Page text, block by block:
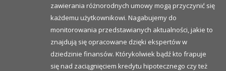
zawierania różnorodnych umowy mogą przyczynić się
każdemu użytkownikowi. Nagabujemy do
monitorowania przedstawianych aktualności, jakie to
znajdują się opracowane dzięki ekspertów w
dziedzinie finansów. Którykolwiek bądź kto frapuje
się nad zaciągnięciem kredytu hipotecznego czy też